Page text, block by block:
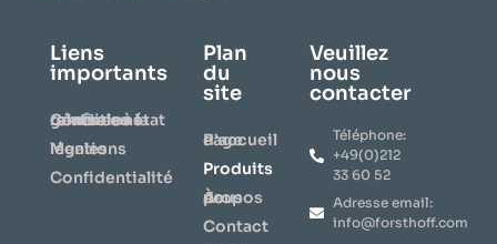
Liens
importants
Conditions générales relatives à la remise en état
Mentions légales
Confidentialité
Plan
du
site
Page d’accueil
Produits
À propos de nous
Contact
Veuillez
nous
contacter
Téléphone:
+49(0)212
33 60 52
Adresse email:
info@forsthoff.com